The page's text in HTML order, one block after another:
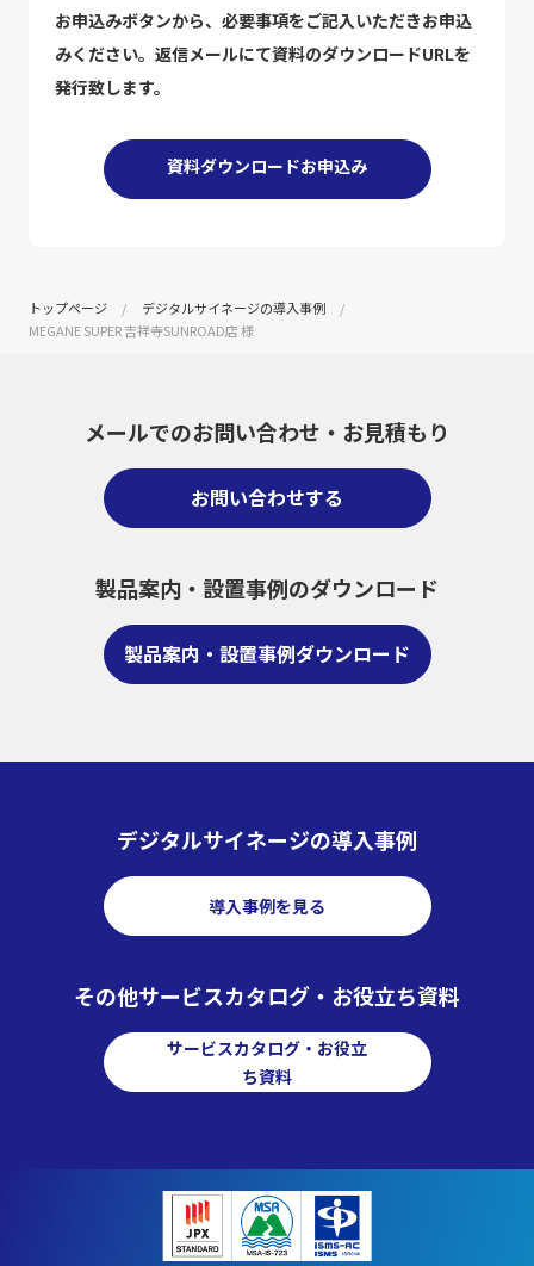
お申込みボタンから、必要事項をご記入いただきお申込
みください。返信メールにて資料のダウンロードURLを
発行致します。
資料ダウンロードお申込み
トップページ
デジタルサイネージの導入事例
MEGANE SUPER 吉祥寺SUNROAD店 様
メールでのお問い合わせ・ お見積もり
お問い合わせする
製品案内・設置事例のダウンロード
製品案内・設置事例ダウンロード
デジタルサイネージの導入事例
導入事例を見る
その他サービスカタログ・お役立ち資料
サービスカタログ・お役立
ち資料